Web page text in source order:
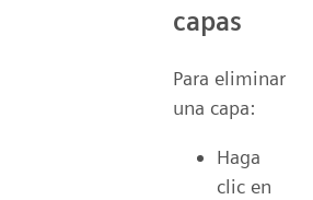
capas
Para eliminar
una capa:
Haga
clic en